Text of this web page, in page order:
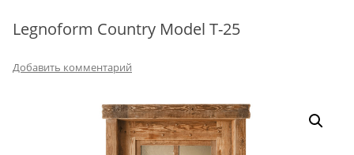
Legnoform Country Model T-25
Добавить комментарий